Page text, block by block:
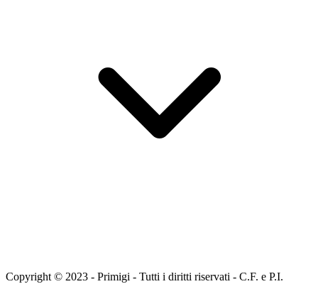
Copyright © 2023 - Primigi - Tutti i diritti riservati - C.F. e P.I.